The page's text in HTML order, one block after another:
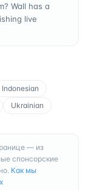
Wall has a
live
Indonesian
Ukrainian
— из
спонсорские
Как мы